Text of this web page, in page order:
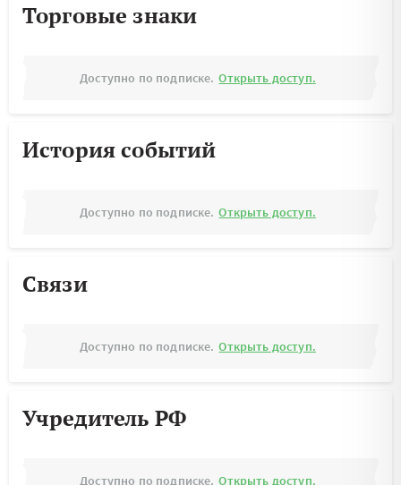
Торговые знаки
Доступно по подписке. Открыть доступ.
История событий
Доступно по подписке. Открыть доступ.
Связи
Доступно по подписке. Открыть доступ.
Учредитель РФ
Доступно по подписке. Открыть доступ.